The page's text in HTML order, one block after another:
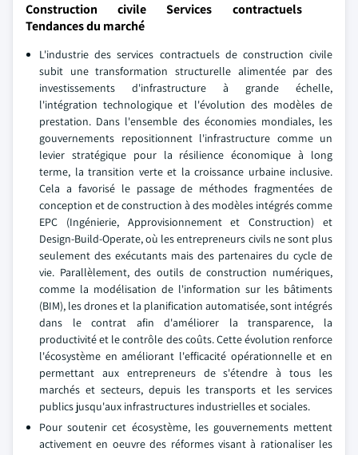
Construction civile Services contractuels
Tendances du marché
L'industrie des services contractuels de construction civile
subit une transformation structurelle alimentée par des
investissements d'infrastructure à grande échelle,
l'intégration technologique et l'évolution des modèles de
prestation. Dans l'ensemble des économies mondiales, les
gouvernements repositionnent l'infrastructure comme un
levier stratégique pour la résilience économique à long
terme, la transition verte et la croissance urbaine inclusive.
Cela a favorisé le passage de méthodes fragmentées de
conception et de construction à des modèles intégrés comme
EPC (Ingénierie, Approvisionnement et Construction) et
Design-Build-Operate, où les entrepreneurs civils ne sont plus
seulement des exécutants mais des partenaires du cycle de
vie. Parallèlement, des outils de construction numériques,
comme la modélisation de l'information sur les bâtiments
(BIM), les drones et la planification automatisée, sont intégrés
dans le contrat afin d'améliorer la transparence, la
productivité et le contrôle des coûts. Cette évolution renforce
l'écosystème en améliorant l'efficacité opérationnelle et en
permettant aux entrepreneurs de s'étendre à tous les
marchés et secteurs, depuis les transports et les services
publics jusqu'aux infrastructures industrielles et sociales.
Pour soutenir cet écosystème, les gouvernements mettent
activement en oeuvre des réformes visant à rationaliser les